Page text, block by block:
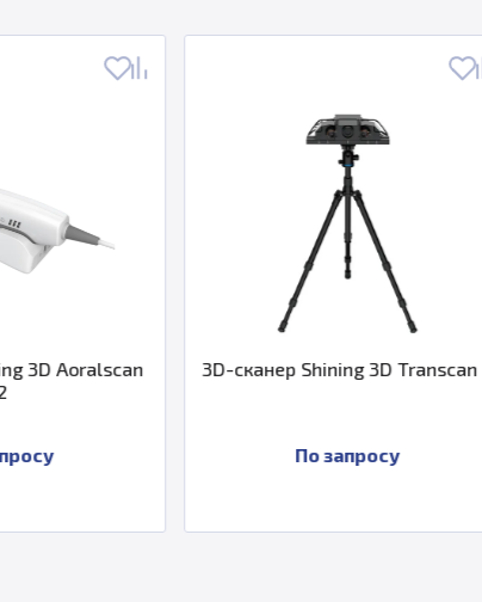
3D-сканер Shining 3D Transcan C
3D сканер